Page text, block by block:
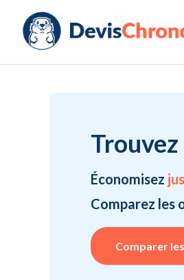
Économisez
Comparez
Comparer